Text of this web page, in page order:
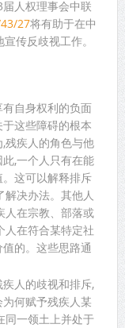
人权理事会中联
27将有助于在中
传反歧视工作。
自身权利的负面
这些障碍的根本
残疾人的角色与他
,一个人只有在能
这可以解释排斥
解决办法。其他人
人在宗教、部落或
人在符合某特定社
的。这些思路通
人的歧视和排斥,
何赋予残疾人某
同一领土上并处于